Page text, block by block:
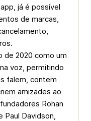
já é possível
de marcas,
de 2020 como um
voz, permitindo
falem, contem
amizades ao
Rohan
Paul Davidson,